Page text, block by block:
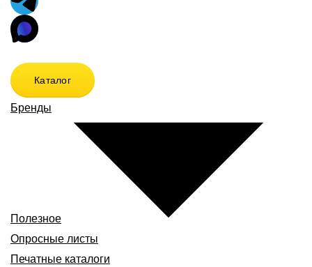
Каталог
Бренды
Полезное
Опросные листы
Печатные каталоги